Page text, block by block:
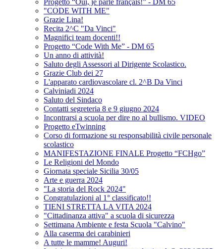
Progetto “Oui, je parle français!” - DM 65
"CODE WITH ME"
Grazie Lina!
Recita 2^C "Da Vinci"
Magnifici team docenti!!
Progetto “Code With Me” - DM 65
Un anno di attività!
Saluto degli Assessori al Dirigente Scolastico.
Grazie Club dei 27
L'apparato cardiovascolare cl. 2^B Da Vinci
Calviniadi 2024
Saluto del Sindaco
Contatti segreteria 8 e 9 giugno 2024
Incontrarsi a scuola per dire no al bullismo. VIDEO
Progetto eTwinning
Corso di formazione su responsabilità civile personale
scolastico
MANIFESTAZIONE FINALE Progetto “FCHgo”
Le Religioni del Mondo
Giornata speciale Sicilia 30/05
Arte e guerra 2024
"La storia del Rock 2024"
Congratulazioni al 1° classificato!!
TIENI STRETTA LA VITA 2024
"Cittadinanza attiva" a scuola di sicurezza
Settimana Ambiente e festa Scuola "Calvino"
Alla caserma dei carabinieri
A tutte le mamme! Auguri!